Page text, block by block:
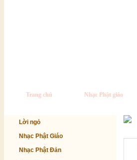
Trang chủ Nhạc Phật giáo
Lời ngỏ
Nhạc Phật Giáo
Nhạc Phật Đản